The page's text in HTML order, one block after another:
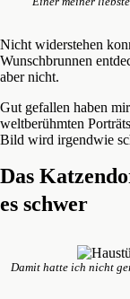
Nicht widerstehen
Wunschbrunnen
aber nicht.
Gut gefallen haben
weltberühmten
Bild wird irgendwie
Das
es schwer
Damit hatte ich nicht